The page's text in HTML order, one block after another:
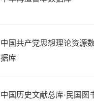
中国共产党思想理论资源
据库
中国历史文献总库·民国图